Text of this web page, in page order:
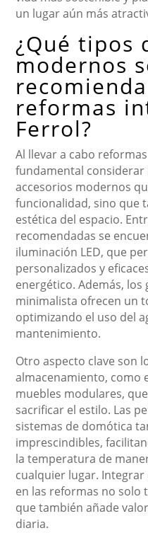
un lugar aún más
¿Qué tipos
modernos
reformas
Ferrol?
Al llevar a cabo
fundamental
accesorios modernos
funcionalidad, sino que
estética del espacio.
recomendadas se
iluminación LED, que
personalizados y
energético. Además,
minimalista ofrecen un
optimizando el uso del
mantenimiento.
Otro aspecto clave son
almacenamiento, como
muebles modulares,
sacrificar el estilo. Las
sistemas de domótica
imprescindibles,
la temperatura de
cualquier lugar.
en las reformas no solo
que también añade
diaria.